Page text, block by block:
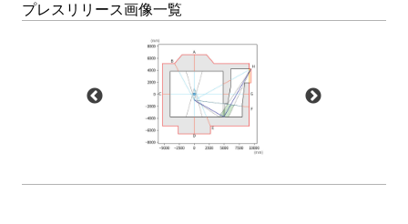
プレスリリース画像一覧